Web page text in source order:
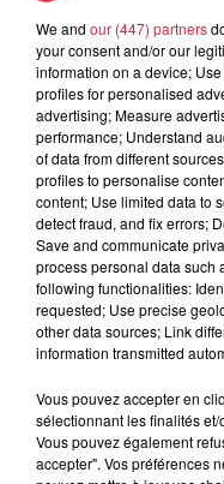
Lieu
Organisateur
Tarif
We and our (447) partners
your consent and/or our
information on a device;
profiles for personalised
advertising; Measure
performance; Understand
of data from different
profiles to personalise
content; Use limited data to
detect fraud, and fix errors;
Save and communicate
process personal data such
following functionalities:
requested; Use precise
other data sources; Link
information transmitted
Vous pouvez accepter en
sélectionnant les finalités
Vous pouvez également
accepter". Vos préférences